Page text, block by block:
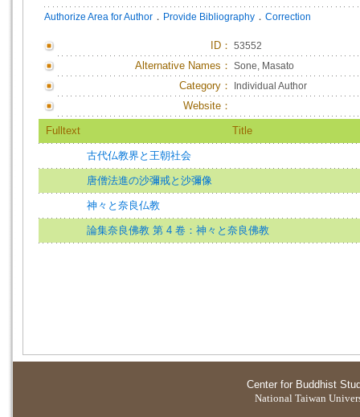
Authorize Area for Author ． Provide Bibliography ． Correction
ID ： 53552
Alternative Names： Sone, Masato
Category： Individual Author
Website：
Fulltext Title
古代仏教界と王朝社会
唐僧法進の沙彌戒と沙彌像
神々と奈良仏教
論集奈良佛教 第 4 卷：神々と奈良佛教
Center for Buddhist
National Taiwan